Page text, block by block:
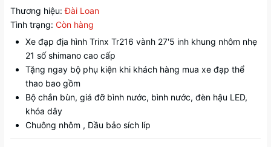
Thương hiệu: Đài Loan
Tình trạng: Còn hàng
Xe đạp địa hình Trinx Tr216 vành 27'5 inh khung nhôm nhẹ
21 số shimano cao cấp
Tặng ngay bộ phụ kiện khi khách hàng mua xe đạp thể
thao bao gồm
Bộ chắn bùn, giá đỡ bình nước, bình nước, đèn hậu LED,
khóa dây
Chuông nhôm , Dầu bảo sích líp